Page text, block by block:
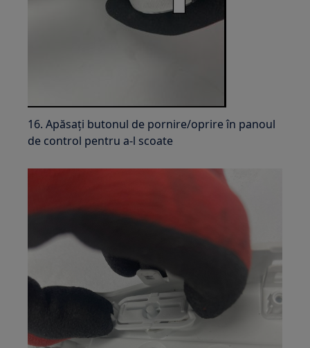
16. Apăsați butonul de pornire/oprire în panoul
de control pentru a-l scoate